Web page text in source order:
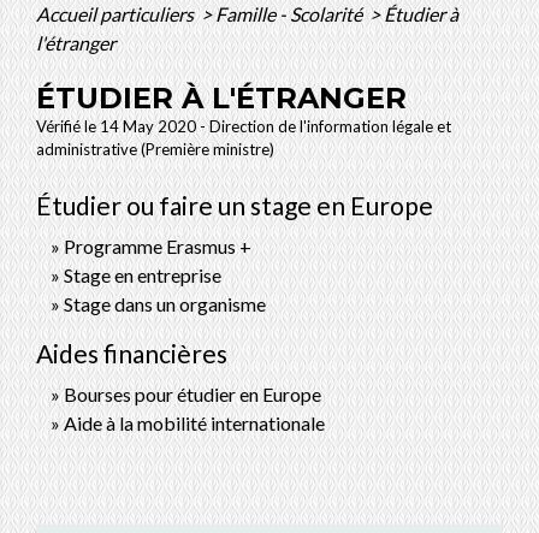
Accueil particuliers>Famille - Scolarité> Étudier à
l'étranger
ÉTUDIER À L'ÉTRANGER
Vérifié le 14 May 2020 - Direction de l'information légale et
administrative (Première ministre)
Étudier ou faire un stage en Europe
Programme Erasmus +
Stage en entreprise
Stage dans un organisme
Aides financières
Bourses pour étudier en Europe
Aide à la mobilité internationale